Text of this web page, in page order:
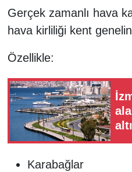
Gerçek zamanlı hava
hava kirliliği kent
Özellikle:
Karabağlar